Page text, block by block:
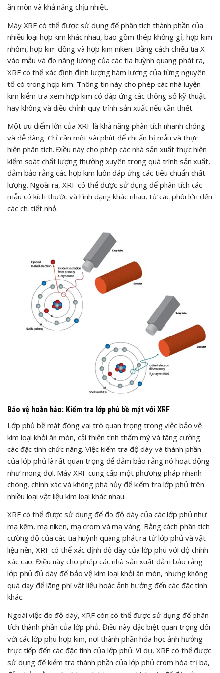
ăn mòn và khả năng chịu nhiệt.
Máy XRF có thể được sử dụng để phân tích thành phần của
nhiều loại hợp kim khác nhau, bao gồm thép không gỉ, hợp kim
nhôm, hợp kim đồng và hợp kim niken. Bằng cách chiếu tia X
vào mẫu và đo năng lượng của các tia huỳnh quang phát ra,
XRF có thể xác định định lượng hàm lượng của từng nguyên
tố có trong hợp kim. Thông tin này cho phép các nhà luyện
kim kiểm tra xem hợp kim có đáp ứng các thông số kỹ thuật
hay không và điều chỉnh quy trình sản xuất nếu cần thiết.
Một ưu điểm lớn của XRF là khả năng phân tích nhanh chóng
và dễ dàng. Chỉ cần một vài phút để chuẩn bị mẫu và thực
hiện phân tích. Điều này cho phép các nhà sản xuất thực hiện
kiểm soát chất lượng thường xuyên trong quá trình sản xuất,
đảm bảo rằng các hợp kim luôn đáp ứng các tiêu chuẩn chất
lượng. Ngoài ra, XRF có thể được sử dụng để phân tích các
mẫu có kích thước và hình dạng khác nhau, từ các phôi lớn đến
các chi tiết nhỏ.
Bảo vệ hoàn hảo: Kiểm tra lớp phủ bề mặt với XRF
Lớp phủ bề mặt đóng vai trò quan trọng trong việc bảo vệ
kim loại khỏi ăn mòn, cải thiện tính thẩm mỹ và tăng cường
các đặc tính chức năng. Việc kiểm tra độ dày và thành phần
của lớp phủ là rất quan trọng để đảm bảo rằng nó hoạt động
như mong đợi. Máy XRF cung cấp một phương pháp nhanh
chóng, chính xác và không phá hủy để kiểm tra lớp phủ trên
nhiều loại vật liệu kim loại khác nhau.
XRF có thể được sử dụng để đo độ dày của các lớp phủ như
mạ kẽm, mạ niken, mạ crom và mạ vàng. Bằng cách phân tích
cường độ của các tia huỳnh quang phát ra từ lớp phủ và vật
liệu nền, XRF có thể xác định độ dày của lớp phủ với độ chính
xác cao. Điều này cho phép các nhà sản xuất đảm bảo rằng
lớp phủ đủ dày để bảo vệ kim loại khỏi ăn mòn, nhưng không
quá dày để lãng phí vật liệu hoặc ảnh hưởng đến các đặc tính
khác.
Ngoài việc đo độ dày, XRF còn có thể được sử dụng để phân
tích thành phần của lớp phủ. Điều này đặc biệt quan trọng đối
với các lớp phủ hợp kim, nơi thành phần hóa học ảnh hưởng
trực tiếp đến các đặc tính của lớp phủ. Ví dụ, XRF có thể được
sử dụng để kiểm tra thành phần của lớp phủ crom hóa trị ba,